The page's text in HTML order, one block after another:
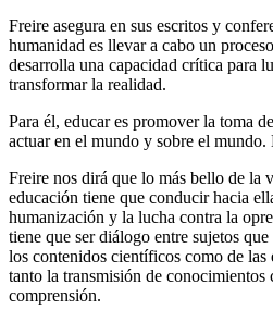
Freire asegura en sus escritos y
humanidad es llevar a cabo un
desarrolla una capacidad crítica para
transformar la realidad.
Para él, educar es promover la toma
actuar en el mundo y sobre el mundo.
Freire nos dirá que lo más bello de la
educación tiene que conducir hacia
humanización y la lucha contra la
tiene que ser diálogo entre sujetos
los contenidos científicos como de las
tanto la transmisión de conocimientos
comprensión.